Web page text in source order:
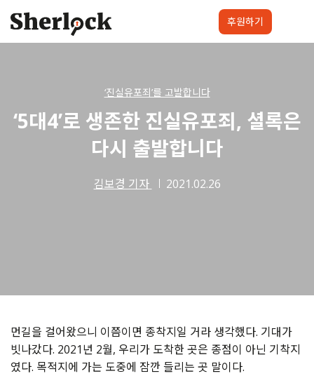
content
후원하기
‘진실유포죄’를 고발합니다
‘5대4’로 생존한 진실유포죄, 셜록은
다시 출발합니다
김보경 기자 2021.02.26
먼길을 걸어왔으니 이쯤이면 종착지일 거라 생각했다. 기대가
빗나갔다. 2021년 2월, 우리가 도착한 곳은 종점이 아닌 기착지
였다. 목적지에 가는 도중에 잠깐 들리는 곳 말이다.